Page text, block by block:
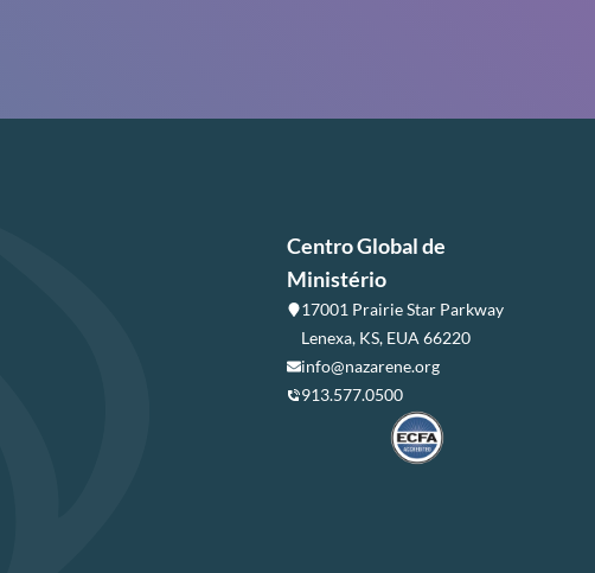
Centro Global de
Ministério
17001 Prairie Star Parkway
Lenexa, KS, EUA 66220
info@nazarene.org
913.577.0500